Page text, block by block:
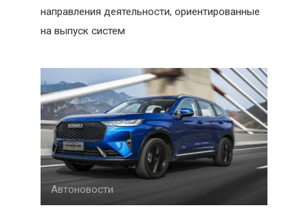
направления деятельности, ориентированные
на выпуск систем
Автоновости